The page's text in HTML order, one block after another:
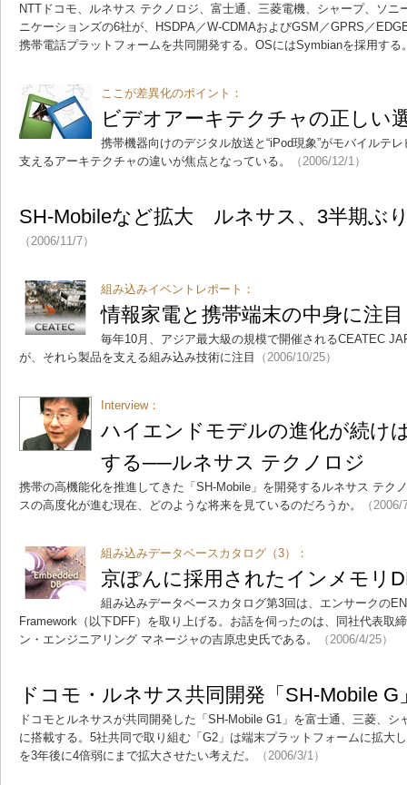
NTTドコモ、ルネサス テクノロジ、富士通、三菱電機、シャープ、ソニ
ニケーションズの6社が、HSDPA／W-CDMAおよびGSM／GPRS／
携帯電話プラットフォームを共同開発する。OSにはSymbianを採用する
ここが差異化のポイント：
ビデオアーキテクチャの正しい
携帯機器向けのデジタル放送と“iPod現象”がモバイルテ
支えるアーキテクチャの違いが焦点となっている。
（2006/12/1）
SH-Mobileなど拡大 ルネサス、3半期ぶ
（2006/11/7）
組み込みイベントレポート：
情報家電と携帯端末の中身に注
毎年10月、アジア最大級の規模で開催されるCEATEC
が、それら製品を支える組み込み技術に注目
（2006/10/25）
Interview：
ハイエンドモデルの進化が続け
する──ルネサス テクノロジ
携帯の高機能化を推進してきた「SH-Mobile」を開発するルネサス テク
スの高度化が進む現在、どのような将来を見ているのだろうか。
（
組み込みデータベースカタログ（3）：
京ぽんに採用されたインメモリ
組み込みデータベースカタログ第3回は、エンサークの
Framework（以下DFF）を取り上げる。お話を伺ったのは、同社代表取
ン・エンジニアリング マネージャの吉原忠史氏である。
（2006/4/25）
ドコモ・ルネサス共同開発「SH-Mobile
ドコモとルネサスが共同開発した「SH-Mobile G1」を富士通、三菱、
に搭載する。5社共同で取り組む「G2」は端末プラットフォームに拡大
を3年後に4倍弱にまで拡大させたい考えだ。
（2006/3/1）